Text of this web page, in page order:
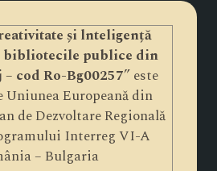
și lnteligență
publice din
cod Ro-Bg00257” este
Uniunea Europeană din
de Dezvoltare Regională
Interreg VI-A
– Bulgaria